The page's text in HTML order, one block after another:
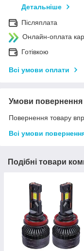
Детальніше
Післяплата
Онлайн-оплата
Готівкою
Всі умови оплати
Умови повернення
Повернення товару
Всі умови
Подібні товари